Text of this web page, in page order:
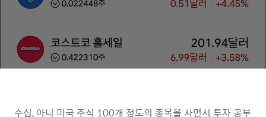
수십, 아니 미국 주식 100개 정도의 종목을 사면서 투자 공부